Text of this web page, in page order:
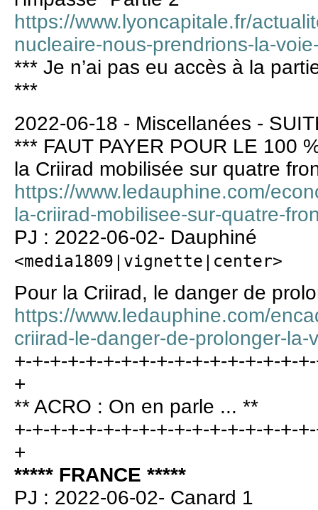
https://www.lyoncapitale.fr/
nucleaire-nous-prendrions-la-
*** Je n’ai pas eu accès à la
***
2022-06-18 - Miscellanées -
*** FAUT PAYER POUR LE 100
la Criirad mobilisée sur quatre
https://www.ledauphine.com/
la-criirad-mobilisee-sur-quatre-
PJ : 2022-06-02- Dauphiné
<media1809|vignette|center>
Pour la Criirad, le danger de
https://www.ledauphine.com/
criirad-le-danger-de-prolonger-la-
+-+-+-+-+-+-+-+-+-+-+-+-+-+-+-+-
+
** ACRO : On en parle ... **
+-+-+-+-+-+-+-+-+-+-+-+-+-+-+-+-
+
***** FRANCE *****
PJ : 2022-06-02- Canard 1